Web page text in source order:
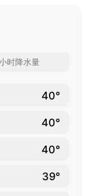
时降水量
40°
40°
40°
39°